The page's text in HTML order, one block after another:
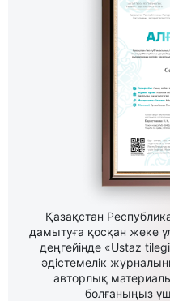
Қазақстан
дамытуға қосқан жеке
деңгейінде «Ustaz
әдістемелік
авторлық
болғаныңыз